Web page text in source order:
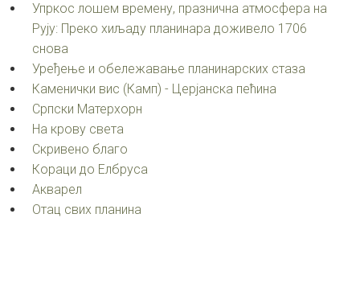
Упркос лошем времену, празнична атмосфера на
Рују: Преко хиљаду планинара доживело 1706
снова
Уређење и обележавање планинарских стаза
Каменички вис (Камп) - Церјанска пећина
Српски Матерхорн
На крову света
Скривено благо
Кораци до Елбруса
Акварел
Oтац свих планина